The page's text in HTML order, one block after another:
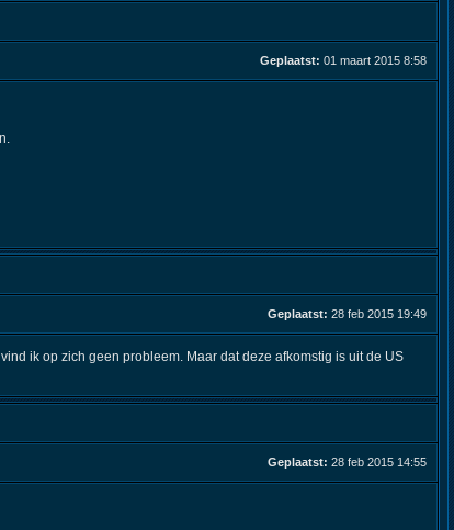
Geplaatst: 01 maart 2015 8:58
Geplaatst: 28 feb 2015 19:49
ik op zich geen probleem. Maar dat deze afkomstig is uit de US
Geplaatst: 28 feb 2015 14:55